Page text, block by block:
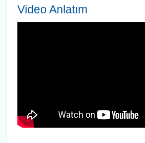
Video Anlatım